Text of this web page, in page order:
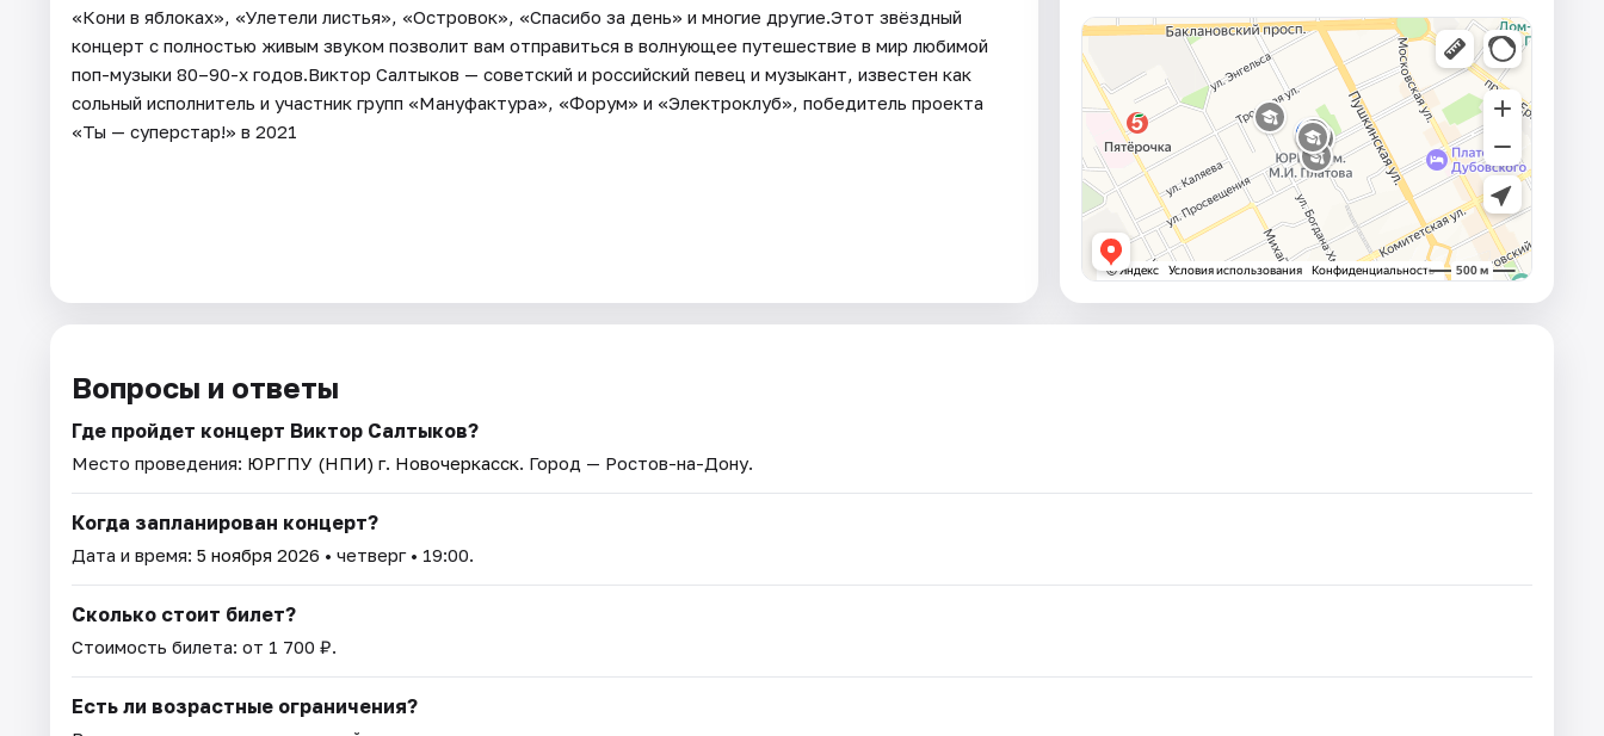
«Кони в яблоках», «Улетели листья», «Островок», «Спасибо за день» и многие другие.Этот звёздный
концерт с полностью живым звуком позволит вам отправиться в волнующее путешествие в мир любимой
поп-музыки 80–90-х годов.Виктор Салтыков — советский и российский певец и музыкант, известен как
сольный исполнитель и участник групп «Мануфактура», «Форум» и «Электроклуб», победитель проекта
«Ты — суперстар!» в 2021
Вопросы и ответы
Где пройдет концерт Виктор Салтыков?
Место проведения: ЮРГПУ (НПИ) г. Новочеркасск. Город — Ростов-на-Дону.
Когда запланирован концерт?
Дата и время: 5 ноября 2026 • четверг • 19:00.
Сколько стоит билет?
Стоимость билета: от 1 700 ₽.
Есть ли возрастные ограничения?